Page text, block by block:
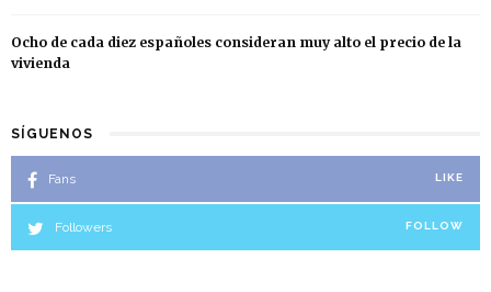
Ocho de cada diez españoles consideran muy alto el precio de la
vivienda
SÍGUENOS
Fans LIKE
Followers FOLLOW